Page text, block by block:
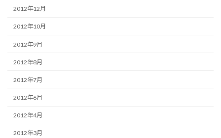
2012年12月
2012年10月
2012年9月
2012年8月
2012年7月
2012年6月
2012年4月
2012年3月